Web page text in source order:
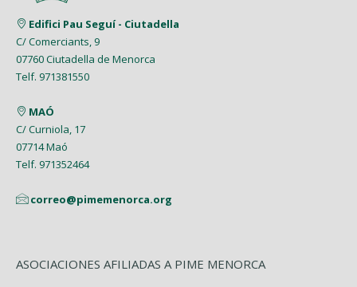
Edifici Pau Seguí - Ciutadella
C/ Comerciants, 9
07760 Ciutadella de Menorca
Telf. 971381550
MAÓ
C/ Curniola, 17
07714 Maó
Telf. 971352464
correo@pimemenorca.org
ASOCIACIONES AFILIADAS A PIME MENORCA